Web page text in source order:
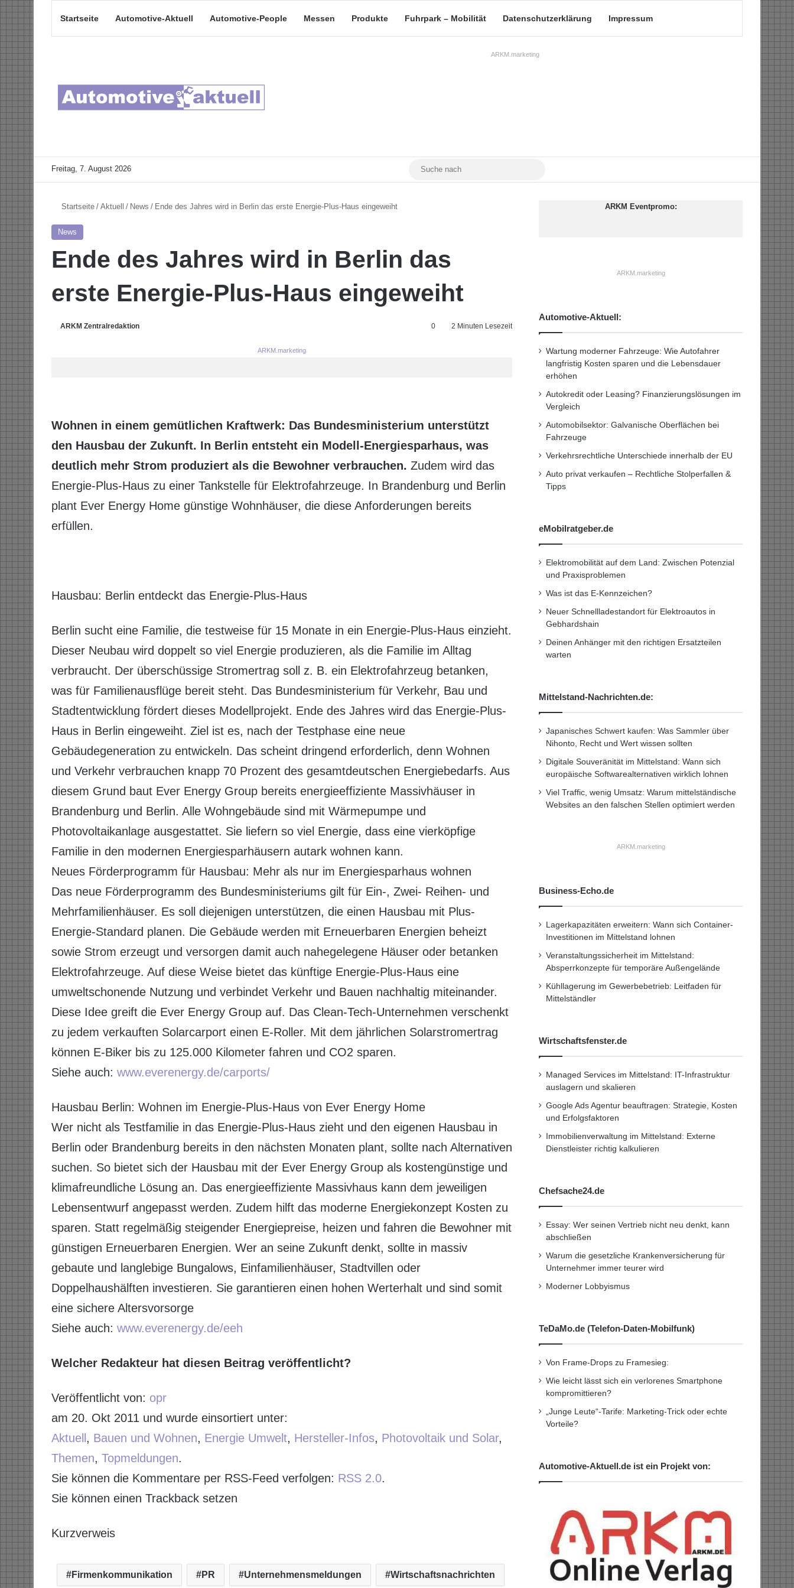
Startseite Automotive-Aktuell Automotive-People Messen Produkte Fuhrpark – Mobilität Datenschutzerklärung Impressum
ARKM.marketing
Freitag, 7. August 2026 YouTubeMastodon
Startseite / Aktuell / News / Ende des Jahres wird in Berlin das erste Energie-Plus-Haus eingeweiht
News
Ende des Jahres wird in Berlin das
erste Energie-Plus-Haus eingeweiht
ARKM Zentralredaktion 0 2 Minuten Lesezeit
ARKM.marketing
Wohnen in einem gemütlichen Kraftwerk: Das Bundesministerium unterstützt
den Hausbau der Zukunft. In Berlin entsteht ein Modell-Energiesparhaus, was
deutlich mehr Strom produziert als die Bewohner verbrauchen. Zudem wird das
Energie-Plus-Haus zu einer Tankstelle für Elektrofahrzeuge. In Brandenburg und Berlin
plant Ever Energy Home günstige Wohnhäuser, die diese Anforderungen bereits
erfüllen.
Hausbau: Berlin entdeckt das Energie-Plus-Haus
Berlin sucht eine Familie, die testweise für 15 Monate in ein Energie-Plus-Haus einzieht.
Dieser Neubau wird doppelt so viel Energie produzieren, als die Familie im Alltag
verbraucht. Der überschüssige Stromertrag soll z. B. ein Elektrofahrzeug betanken,
was für Familienausflüge bereit steht. Das Bundesministerium für Verkehr, Bau und
Stadtentwicklung fördert dieses Modellprojekt. Ende des Jahres wird das Energie-Plus-
Haus in Berlin eingeweiht. Ziel ist es, nach der Testphase eine neue
Gebäudegeneration zu entwickeln. Das scheint dringend erforderlich, denn Wohnen
und Verkehr verbrauchen knapp 70 Prozent des gesamtdeutschen Energiebedarfs. Aus
diesem Grund baut Ever Energy Group bereits energieeffiziente Massivhäuser in
Brandenburg und Berlin. Alle Wohngebäude sind mit Wärmepumpe und
Photovoltaikanlage ausgestattet. Sie liefern so viel Energie, dass eine vierköpfige
Familie in den modernen Energiesparhäusern autark wohnen kann.
Neues Förderprogramm für Hausbau: Mehr als nur im Energiesparhaus wohnen
Das neue Förderprogramm des Bundesministeriums gilt für Ein-, Zwei- Reihen- und
Mehrfamilienhäuser. Es soll diejenigen unterstützen, die einen Hausbau mit Plus-
Energie-Standard planen. Die Gebäude werden mit Erneuerbaren Energien beheizt
sowie Strom erzeugt und versorgen damit auch nahegelegene Häuser oder betanken
Elektrofahrzeuge. Auf diese Weise bietet das künftige Energie-Plus-Haus eine
umweltschonende Nutzung und verbindet Verkehr und Bauen nachhaltig miteinander.
Diese Idee greift die Ever Energy Group auf. Das Clean-Tech-Unternehmen verschenkt
zu jedem verkauften Solarcarport einen E-Roller. Mit dem jährlichen Solarstromertrag
können E-Biker bis zu 125.000 Kilometer fahren und CO2 sparen.
Siehe auch: www.everenergy.de/carports/
Hausbau Berlin: Wohnen im Energie-Plus-Haus von Ever Energy Home
Wer nicht als Testfamilie in das Energie-Plus-Haus zieht und den eigenen Hausbau in
Berlin oder Brandenburg bereits in den nächsten Monaten plant, sollte nach Alternativen
suchen. So bietet sich der Hausbau mit der Ever Energy Group als kostengünstige und
klimafreundliche Lösung an. Das energieeffiziente Massivhaus kann dem jeweiligen
Lebensentwurf angepasst werden. Zudem hilft das moderne Energiekonzept Kosten zu
sparen. Statt regelmäßig steigender Energiepreise, heizen und fahren die Bewohner mit
günstigen Erneuerbaren Energien. Wer an seine Zukunft denkt, sollte in massiv
gebaute und langlebige Bungalows, Einfamilienhäuser, Stadtvillen oder
Doppelhaushälften investieren. Sie garantieren einen hohen Werterhalt und sind somit
eine sichere Altersvorsorge
Siehe auch: www.everenergy.de/eeh
Welcher Redakteur hat diesen Beitrag veröffentlicht?
Veröffentlicht von: opr
am 20. Okt 2011 und wurde einsortiert unter:
Aktuell , Bauen und Wohnen, Energie Umwelt, Hersteller-Infos, Photovoltaik und Solar,
Themen, Topmeldungen.
Sie können die Kommentare per RSS-Feed verfolgen: RSS 2.0.
Sie können einen Trackback setzen
Kurzverweis
Firmenkommunikation PR Unternehmensmeldungen Wirtschaftsnachrichten
ARKM Eventpromo:
ARKM.marketing
Automotive-Aktuell:
Wartung moderner Fahrzeuge: Wie Autofahrer
langfristig Kosten sparen und die Lebensdauer
erhöhen
Autokredit oder Leasing? Finanzierungslösungen im
Vergleich
Automobilsektor: Galvanische Oberflächen bei
Fahrzeuge
Verkehrsrechtliche Unterschiede innerhalb der EU
Auto privat verkaufen – Rechtliche Stolperfallen &
Tipps
eMobilratgeber.de
Elektromobilität auf dem Land: Zwischen Potenzial
und Praxisproblemen
Was ist das E-Kennzeichen?
Neuer Schnellladestandort für Elektroautos in
Gebhardshain
Deinen Anhänger mit den richtigen Ersatzteilen
warten
Mittelstand-Nachrichten.de:
Japanisches Schwert kaufen: Was Sammler über
Nihonto, Recht und Wert wissen sollten
Digitale Souveränität im Mittelstand: Wann sich
europäische Softwarealternativen wirklich lohnen
Viel Traffic, wenig Umsatz: Warum mittelständische
Websites an den falschen Stellen optimiert werden
ARKM.marketing
Business-Echo.de
Lagerkapazitäten erweitern: Wann sich Container-
Investitionen im Mittelstand lohnen
Veranstaltungssicherheit im Mittelstand:
Absperrkonzepte für temporäre Außengelände
Kühllagerung im Gewerbebetrieb: Leitfaden für
Mittelständler
Wirtschaftsfenster.de
Managed Services im Mittelstand: IT-Infrastruktur
auslagern und skalieren
Google Ads Agentur beauftragen: Strategie, Kosten
und Erfolgsfaktoren
Immobilienverwaltung im Mittelstand: Externe
Dienstleister richtig kalkulieren
Chefsache24.de
Essay: Wer seinen Vertrieb nicht neu denkt, kann
abschließen
Warum die gesetzliche Krankenversicherung für
Unternehmer immer teurer wird
Moderner Lobbyismus
TeDaMo.de (Telefon-Daten-Mobilfunk)
Von Frame-Drops zu Framesieg:
Wie leicht lässt sich ein verlorenes Smartphone
kompromittieren?
„Junge Leute“-Tarife: Marketing-Trick oder echte
Vorteile?
Automotive-Aktuell.de ist ein Projekt von: